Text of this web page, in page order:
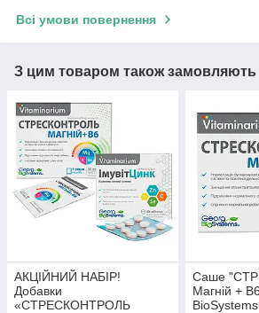
Всі умови повернення
З цим товаром також замовляють
АКЦІЙНИЙ НАБІР!
Добавки
«СТРЕСКОНТРОЛЬ
Саше
Магній +
BioSystems